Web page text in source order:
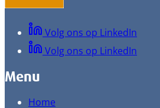
Volg ons op LinkedIn
Volg ons op LinkedIn
Menu
Home